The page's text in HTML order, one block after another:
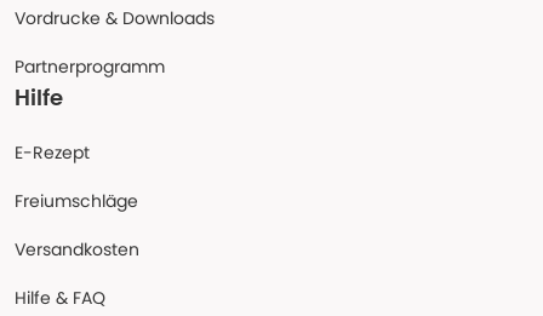
Vordrucke & Downloads
Partnerprogramm
Hilfe
E-Rezept
Freiumschläge
Versandkosten
Hilfe & FAQ